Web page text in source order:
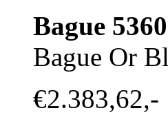
Bague
Bague Or
€2.383,62,-